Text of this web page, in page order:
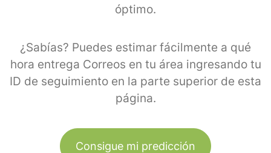
óptimo.
¿Sabías? Puedes estimar fácilmente a qué
hora entrega Correos en tu área ingresando tu
ID de seguimiento en la parte superior de esta
página.
Consigue mi predicción